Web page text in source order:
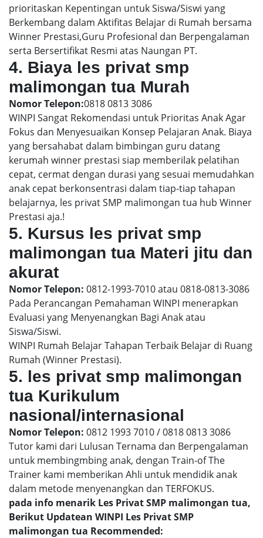
prioritaskan Kepentingan untuk Siswa/Siswi yang
Berkembang dalam Aktifitas Belajar di Rumah bersama
Winner Prestasi,Guru Profesional dan Berpengalaman
serta Bersertifikat Resmi atas Naungan PT.
4. Biaya les privat smp
malimongan tua Murah
Nomor Telepon:0818 0813 3086
WINPI Sangat Rekomendasi untuk Prioritas Anak Agar
Fokus dan Menyesuaikan Konsep Pelajaran Anak. Biaya
yang bersahabat dalam bimbingan guru datang
kerumah winner prestasi siap memberilak pelatihan
cepat, cermat dengan durasi yang sesuai memudahkan
anak cepat berkonsentrasi dalam tiap-tiap tahapan
belajarnya, les privat SMP malimongan tua hub Winner
Prestasi aja.!
5. Kursus les privat smp
malimongan tua Materi jitu dan
akurat
Nomor Telepon: 0812-1993-7010 atau 0818-0813-3086
Pada Perancangan Pemahaman WINPI menerapkan
Evaluasi yang Menyenangkan Bagi Anak atau
Siswa/Siswi.
WINPI Rumah Belajar Tahapan Terbaik Belajar di Ruang
Rumah (Winner Prestasi).
5. les privat smp malimongan
tua Kurikulum
nasional/internasional
Nomor Telepon: 0812 1993 7010 / 0818 0813 3086
Tutor kami dari Lulusan Ternama dan Berpengalaman
untuk membingmbing anak, dengan Train-of The
Trainer kami memberikan Ahli untuk mendidik anak
dalam metode menyenangkan dan TERFOKUS.
pada info menarik Les Privat SMP malimongan tua,
Berikut Updatean WINPI Les Privat SMP
malimongan tua Recommended: